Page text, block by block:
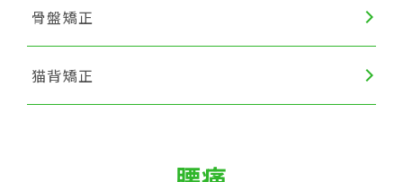
骨盤矯正
猫背矯正